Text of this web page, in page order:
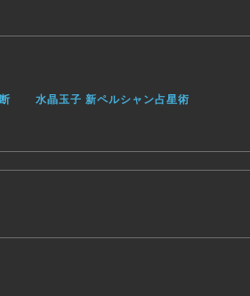
水晶玉子 新ペルシャン占星術